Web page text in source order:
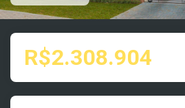
R$2.308.904